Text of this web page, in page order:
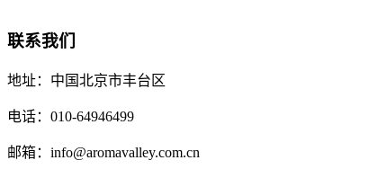
联系我们
地址：中国北京市丰台区
电话：010-64946499
邮箱：info@aromavalley.com.cn